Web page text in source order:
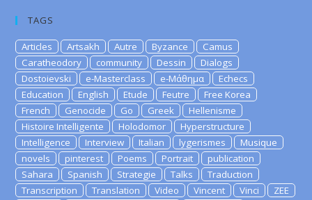
TAGS
Articles Artsakh Autre Byzance
Camus
Caratheodory
community Dessin
Dialogs
Dostoievski
e-Masterclass e-Μάθημα
Echecs
Education
English Etude Feutre
Free Korea
French
Genocide Go Greek
Hellenisme
Histoire Intelligente
Holodomor
Hyperstructure
Intelligence
Interview Italian lygerismes
Musique
novels
pinterest Poems Portrait
publication
Sahara
Spanish Strategie Talks
Traduction
Transcription
Translation Video Vincent Vinci
ZEE